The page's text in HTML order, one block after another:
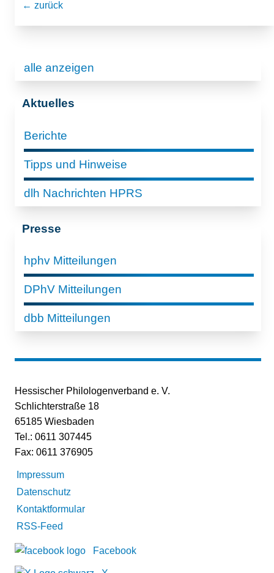
← zurück
alle anzeigen
Aktuelles
Berichte
Tipps und Hinweise
dlh Nachrichten HPRS
Presse
hphv Mitteilungen
DPhV Mitteilungen
dbb Mitteilungen
Hessischer Philologenverband e. V.
Schlichterstraße 18
65185 Wiesbaden
Tel.: 0611 307445
Fax: 0611 376905
Impressum
Datenschutz
Kontaktformular
RSS-Feed
Facebook